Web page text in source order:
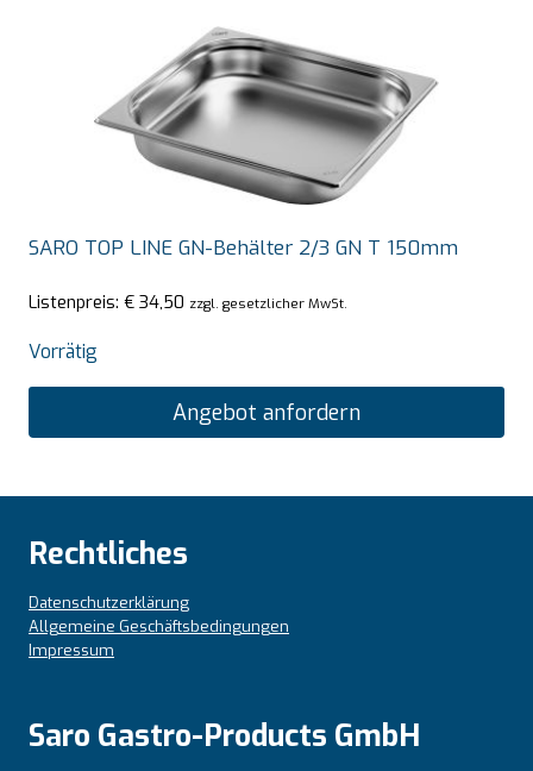
SARO TOP LINE GN-Behälter 2/3 GN T 150mm
Listenpreis: € 34,50 zzgl. gesetzlicher MwSt.
Vorrätig
Angebot anfordern
Rechtliches
Datenschutzerklärung
Allgemeine Geschäftsbedingungen
Impressum
Saro Gastro-Products GmbH